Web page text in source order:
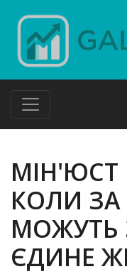
МІН'ЮСТ
КОЛИ ЗА
МОЖУТЬ
ЄДИНЕ